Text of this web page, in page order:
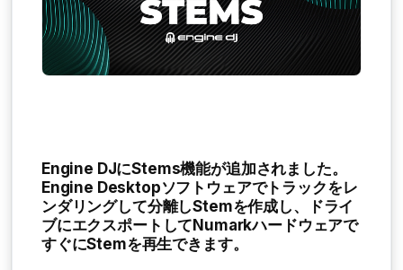
Engine DJにStems機能が追加されました。
Engine Desktopソフトウェアでトラックをレ
ンダリングして分離しStemを作成し、ドライ
ブにエクスポートしてNumarkハードウェアで
すぐにStemを再生できます。